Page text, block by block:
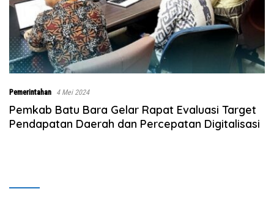
Pemerintahan 4 Mei 2024
Pemkab Batu Bara Gelar Rapat Evaluasi Target
Pendapatan Daerah dan Percepatan Digitalisasi